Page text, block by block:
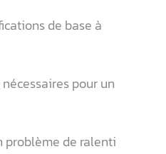
de base à
pour un
problème de ralenti